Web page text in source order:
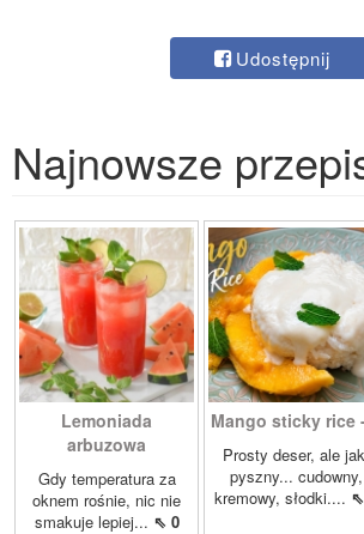
Udostępnij
Najnowsze
Lemoniada
arbuzowa
Gdy temperatura za
oknem rośnie, nic nie
smakuje lepiej... ⇖ 0
Mango sticky rice
Prosty deser, ale
pyszny... cudowny,
kremowy, słodki....